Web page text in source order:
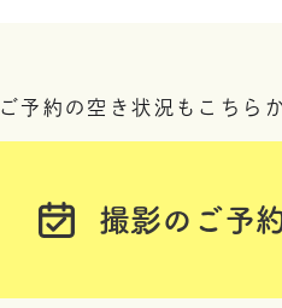
ご予約の空き状況もこちら
撮影のご予